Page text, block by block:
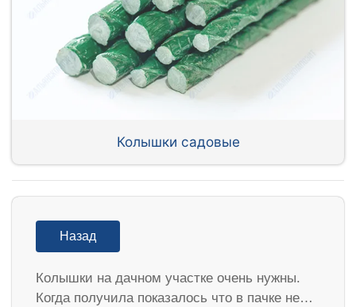
Колышки садовые
Назад
Колышки на дачном участке очень нужны.
Когда получила показалось что в пачке не…